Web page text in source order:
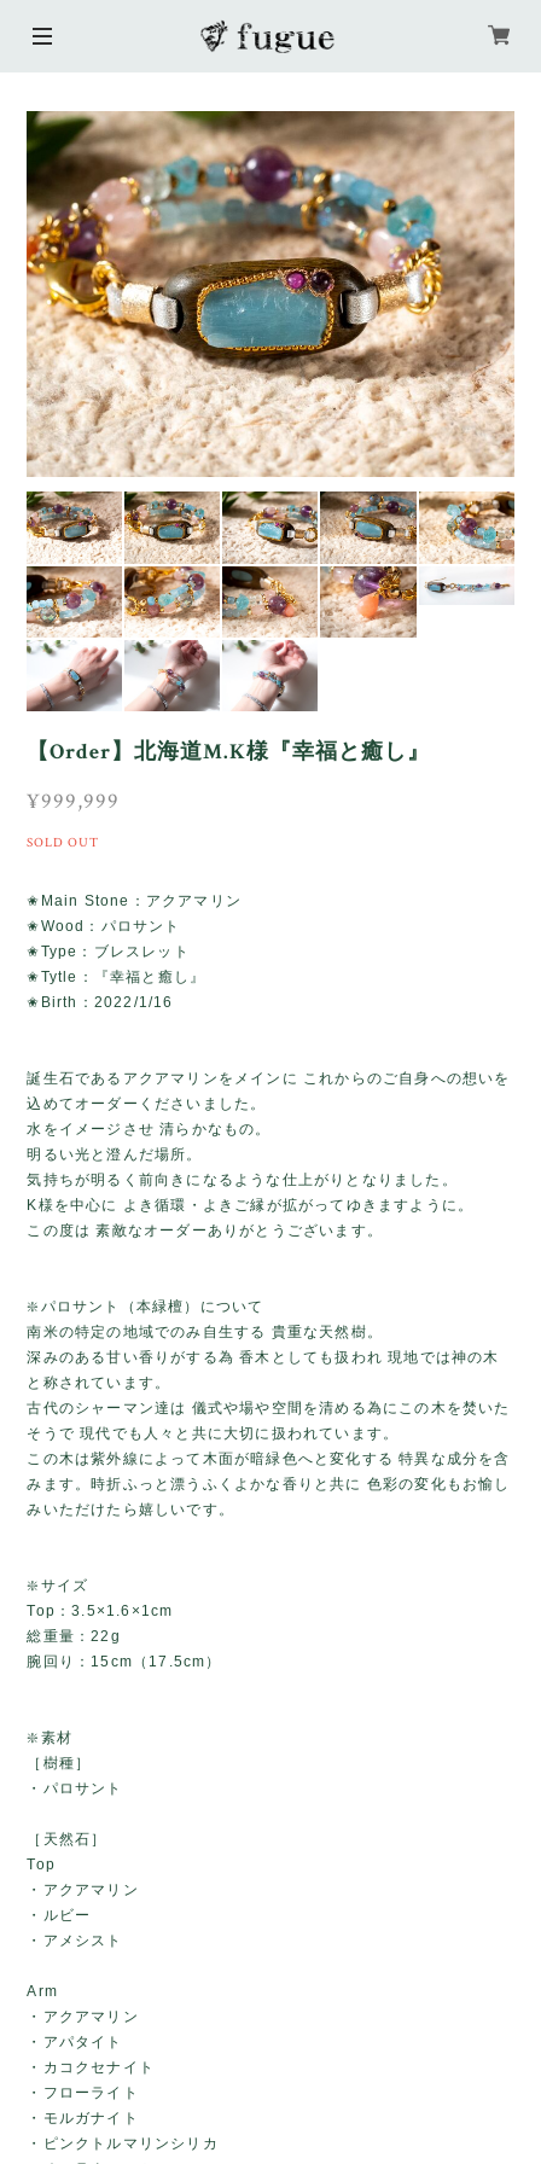
【Order】北海道M.K様『幸福と癒し』
¥999,999
SOLD OUT
✬Main Stone：アクアマリン
✬Wood：パロサント
✬Type：ブレスレット
✬Tytle：『幸福と癒し』
✬Birth：2022/1/16
誕生石であるアクアマリンをメインに これからのご自身への想いを
込めてオーダーくださいました。
水をイメージさせ 清らかなもの。
明るい光と澄んだ場所。
気持ちが明るく前向きになるような仕上がりとなりました。
K様を中心に よき循環・よきご縁が拡がってゆきますように。
この度は 素敵なオーダーありがとうございます。
❇️パロサント（本緑檀）について
南米の特定の地域でのみ自生する 貴重な天然樹。
深みのある甘い香りがする為 香木としても扱われ 現地では神の木
と称されています。
古代のシャーマン達は 儀式や場や空間を清める為にこの木を焚いた
そうで 現代でも人々と共に大切に扱われています。
この木は紫外線によって木面が暗緑色へと変化する 特異な成分を含
みます。時折ふっと漂うふくよかな香りと共に 色彩の変化もお愉し
みいただけたら嬉しいです。
❇️サイズ
Top：3.5×1.6×1cm
総重量：22g
腕回り：15cm（17.5cm）
❇️素材
［樹種］
・パロサント
［天然石］
Top
・アクアマリン
・ルビー
・アメシスト
Arm
・アクアマリン
・アパタイト
・カコクセナイト
・フローライト
・モルガナイト
・ピンクトルマリンシリカ